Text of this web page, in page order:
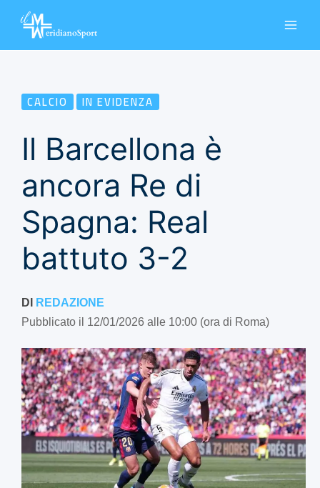
CALCIO IN EVIDENZA
Il Barcellona è
ancora Re di
Spagna: Real
battuto 3-2
DI REDAZIONE
Pubblicato il 12/01/2026 alle 10:00 (ora di Roma)